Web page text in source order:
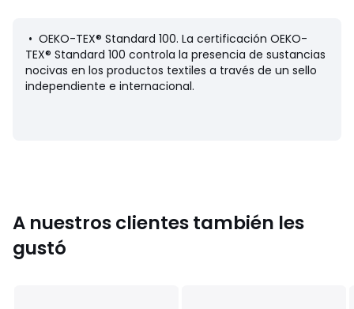
• Estampado de cuadros vichy en anverso y reverso
• Acabado del volante con borde deshilachado
Cuidados
• Lavable a 40 ºC
Información sobre origen y proceso de fabricación
• OEKO-TEX® Standard 100. La certificación OEKO-
TEX® Standard 100 controla la presencia de sustancias
nocivas en los productos textiles a través de un sello
independiente e internacional.
A nuestros clientes también les
gustó